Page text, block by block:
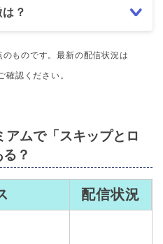
？
ものです。最新の配信状況は
認ください。
ムで「スキップとロ
？
配信状況